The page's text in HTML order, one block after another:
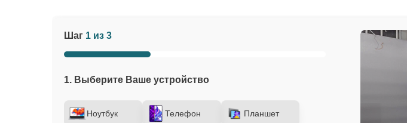
Шаг 1 из 3
1. Выберите Ваше устройство
Ноутбук Телефон Планшет